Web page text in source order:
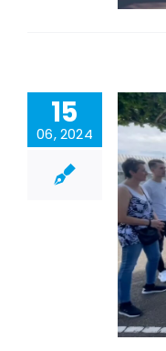
15
06, 2024